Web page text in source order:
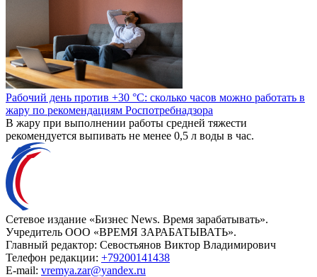
Рабочий день против +30 °C: сколько часов можно работать в
жару по рекомендациям Роспотребнадзора
В жару при выполнении работы средней тяжести
рекомендуется выпивать не менее 0,5 л воды в час.
Сетевое издание «Бизнес News. Время зарабатывать».
Учредитель ООО «ВРЕМЯ ЗАРАБАТЫВАТЬ».
Главный редактор: Севостьянов Виктор Владимирович
Телефон редакции: +79200141438
E-mail: vremya.zar@yandex.ru